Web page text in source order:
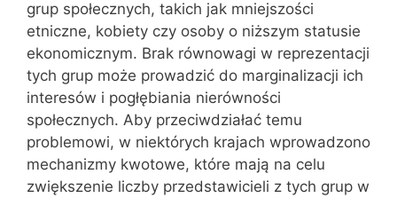
grup społecznych, takich jak mniejszości
etniczne, kobiety czy osoby o niższym statusie
ekonomicznym. Brak równowagi w reprezentacji
tych grup może prowadzić do marginalizacji ich
interesów i pogłębiania nierówności
społecznych. Aby przeciwdziałać temu
problemowi, w niektórych krajach wprowadzono
mechanizmy kwotowe, które mają na celu
zwiększenie liczby przedstawicieli z tych grup w